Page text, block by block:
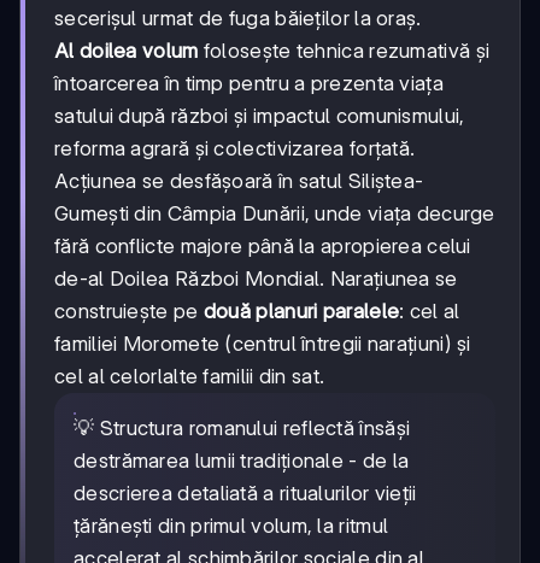
secerișul urmat de fuga băieților la oraș.
Al doilea volum folosește tehnica rezumativă și
întoarcerea în timp pentru a prezenta viața
satului după război și impactul comunismului,
reforma agrară și colectivizarea forțată.
Acțiunea se desfășoară în satul Siliștea-
Gumești din Câmpia Dunării, unde viața decurge
fără conflicte majore până la apropierea celui
de-al Doilea Război Mondial. Narațiunea se
construiește pe două planuri paralele: cel al
familiei Moromete (centrul întregii narațiuni) și
cel al celorlalte familii din sat.
💡 Structura romanului reflectă însăși
destrămarea lumii tradiționale - de la
descrierea detaliată a ritualurilor vieții
țărănești din primul volum, la ritmul